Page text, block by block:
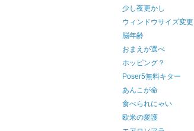
少し夜更かし
ウィンドウサイズ変更
脳年齢
おまえが選べ
ホッピング？
Poser5無料キター
あんこが命
食べられにゃい
欧米の愛護